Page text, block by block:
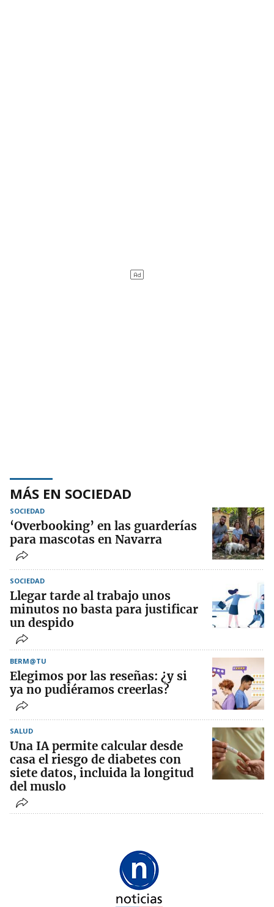
MÁS EN SOCIEDAD
SOCIEDAD
‘Overbooking’ en las guarderías
para mascotas en Navarra
SOCIEDAD
Llegar tarde al trabajo unos
minutos no basta para justificar
un despido
BERM@TU
Elegimos por las reseñas: ¿y si
ya no pudiéramos creerlas?
SALUD
Una IA permite calcular desde
casa el riesgo de diabetes con
siete datos, incluida la longitud
del muslo